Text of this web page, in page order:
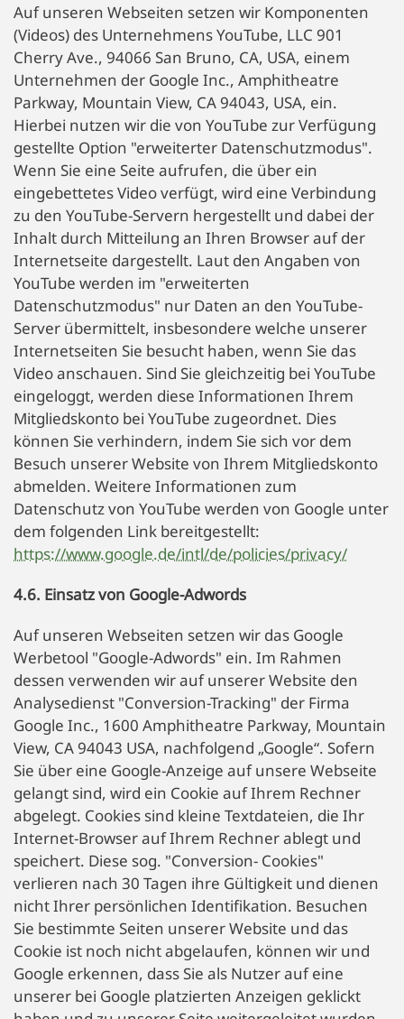
Auf unseren Webseiten setzen wir Komponenten
(Videos) des Unternehmens YouTube, LLC 901
Cherry Ave., 94066 San Bruno, CA, USA, einem
Unternehmen der Google Inc., Amphitheatre
Parkway, Mountain View, CA 94043, USA, ein.
Hierbei nutzen wir die von YouTube zur Verfügung
gestellte Option "erweiterter Datenschutzmodus".
Wenn Sie eine Seite aufrufen, die über ein
eingebettetes Video verfügt, wird eine Verbindung
zu den YouTube-Servern hergestellt und dabei der
Inhalt durch Mitteilung an Ihren Browser auf der
Internetseite dargestellt. Laut den Angaben von
YouTube werden im "erweiterten
Datenschutzmodus" nur Daten an den YouTube-
Server übermittelt, insbesondere welche unserer
Internetseiten Sie besucht haben, wenn Sie das
Video anschauen. Sind Sie gleichzeitig bei YouTube
eingeloggt, werden diese Informationen Ihrem
Mitgliedskonto bei YouTube zugeordnet. Dies
können Sie verhindern, indem Sie sich vor dem
Besuch unserer Website von Ihrem Mitgliedskonto
abmelden. Weitere Informationen zum
Datenschutz von YouTube werden von Google unter
dem folgenden Link bereitgestellt:
https://www.google.de/intl/de/policies/privacy/
4.6. Einsatz von Google-Adwords
Auf unseren Webseiten setzen wir das Google
Werbetool "Google-Adwords" ein. Im Rahmen
dessen verwenden wir auf unserer Website den
Analysedienst "Conversion-Tracking" der Firma
Google Inc., 1600 Amphitheatre Parkway, Mountain
View, CA 94043 USA, nachfolgend „Google“. Sofern
Sie über eine Google-Anzeige auf unsere Webseite
gelangt sind, wird ein Cookie auf Ihrem Rechner
abgelegt. Cookies sind kleine Textdateien, die Ihr
Internet-Browser auf Ihrem Rechner ablegt und
speichert. Diese sog. "Conversion- Cookies"
verlieren nach 30 Tagen ihre Gültigkeit und dienen
nicht Ihrer persönlichen Identifikation. Besuchen
Sie bestimmte Seiten unserer Website und das
Cookie ist noch nicht abgelaufen, können wir und
Google erkennen, dass Sie als Nutzer auf eine
unserer bei Google platzierten Anzeigen geklickt